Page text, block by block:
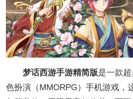
梦话西游手游精简版是一款
色扮演（MMORPG）手机游戏，